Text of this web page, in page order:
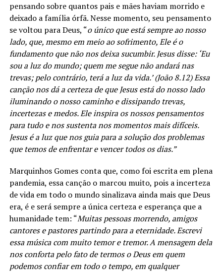
pensando sobre quantos pais e mães haviam morrido e
deixado a família órfã. Nesse momento, seu pensamento
se voltou para Deus, “o único que está sempre ao nosso
lado, que, mesmo em meio ao sofrimento, Ele é o
fundamento que não nos deixa sucumbir. Jesus disse: ‘Eu
sou a luz do mundo; quem me segue não andará nas
trevas; pelo contrário, terá a luz da vida.’ (João 8.12) Essa
canção nos dá a certeza de que Jesus está do nosso lado
iluminando o nosso caminho e dissipando trevas,
incertezas e medos. Ele inspira os nossos pensamentos
para tudo e nos sustenta nos momentos mais difíceis.
Jesus é a luz que nos guia para a solução dos problemas
que temos de enfrentar e vencer todos os dias.”
Marquinhos Gomes conta que, como foi escrita em plena
pandemia, essa canção o marcou muito, pois a incerteza
de vida em todo o mundo sinalizava ainda mais que Deus
era, é e será sempre a única certeza e esperança que a
humanidade tem: “Muitas pessoas morrendo, amigos
cantores e pastores partindo para a eternidade. Escrevi
essa música com muito temor e tremor. A mensagem dela
nos conforta pelo fato de termos o Deus em quem
podemos confiar em todo o tempo, em qualquer